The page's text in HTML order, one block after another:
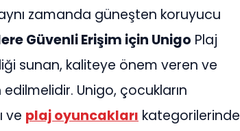
zamanda güneşten koruyucu
Güvenli Erişim için Unigo Plaj
sunan, kaliteye önem veren ve
Unigo, çocukların
ve plaj oyuncakları kategorilerinde